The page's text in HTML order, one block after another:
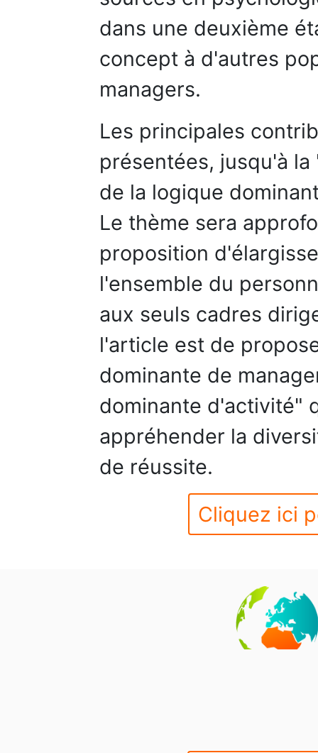
dans une deuxième
concept à d'autres
managers.
Les principales
présentées, jusqu'à
de la logique
Le thème sera
proposition
l'ensemble du
aux seuls cadres
l'article est de
dominante de
dominante d'activité"
appréhender la
de réussite.
Cliquez ici